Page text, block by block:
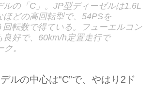
ルの「C」。JP型ディーゼルは1.6L
ほどの高回転型で、54PSを
転数で得ている。フューエルコン
良好で、60km/h定置走行で
。
ルの中心は“C”で、やはり2ド